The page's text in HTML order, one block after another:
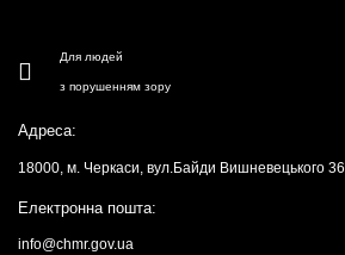
Для людей
з порушенням зору
Адреса:
18000, м. Черкаси, вул.Байди Вишневецького 36
Електронна пошта:
info@chmr.gov.ua